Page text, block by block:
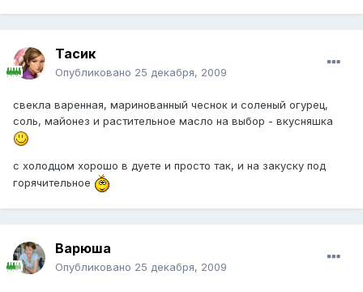
Тасик
Опубликовано 25 декабря, 2009
свекла варенная, маринованный чеснок и соленый огурец,
соль, майонез и растительное масло на выбор - вкусняшка
с холодцом хорошо в дуете и просто так, и на закуску под
горячительное
Варюша
Опубликовано 25 декабря, 2009